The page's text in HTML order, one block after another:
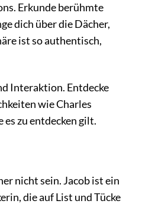
Erkunde berühmte
dich über die Dächer,
ist so authentisch,
Interaktion. Entdecke
wie Charles
zu entdecken gilt.
nicht sein. Jacob ist ein
die auf List und Tücke